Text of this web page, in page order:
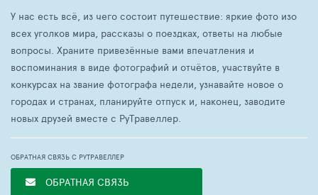
У нас есть всё, из чего состоит путешествие: яркие фото изо
всех уголков мира, рассказы о поездках, ответы на любые
вопросы. Храните привезённые вами впечатления и
воспоминания в виде фотографий и отчётов, участвуйте в
конкурсах на звание фотографа недели, узнавайте новое о
городах и странах, планируйте отпуск и, наконец, заводите
новых друзей вместе с РуТравеллер.
ОБРАТНАЯ СВЯЗЬ С РУТРАВЕЛЛЕР
ОБРАТНАЯ СВЯЗЬ